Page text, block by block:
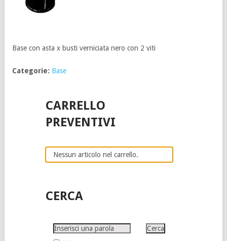
Base con asta x busti verniciata nero con 2 viti
Categorie: Base
CARRELLO
PREVENTIVI
Nessun articolo nel carrello.
CERCA